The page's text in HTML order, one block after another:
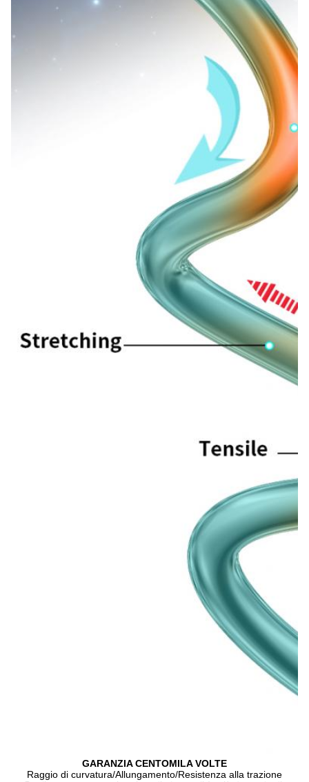
GARANZIA CENTOMILA VOLTE
Raggio di curvatura/Allungamento/Resistenza alla trazione